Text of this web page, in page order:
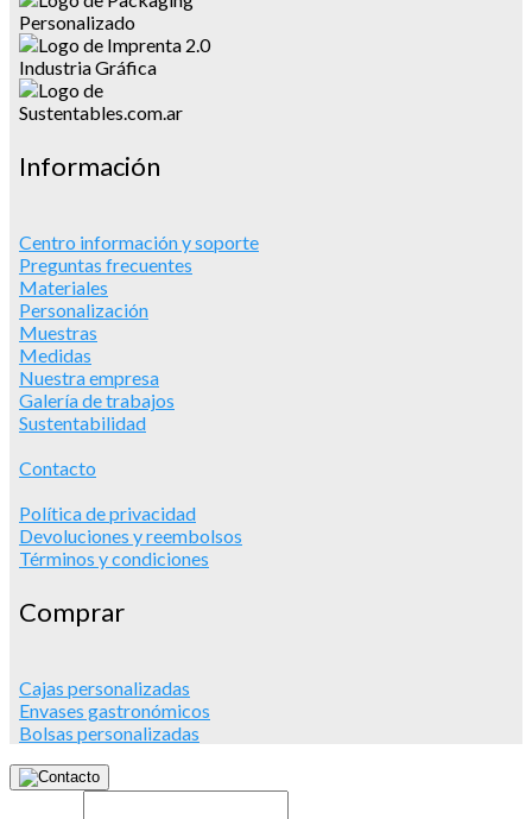
Información
Centro información y soporte
Preguntas frecuentes
Materiales
Personalización
Muestras
Medidas
Nuestra empresa
Galería de trabajos
Sustentabilidad
Contacto
Política de privacidad
Devoluciones y reembolsos
Términos y condiciones
Comprar
Cajas personalizadas
Envases gastronómicos
Bolsas personalizadas